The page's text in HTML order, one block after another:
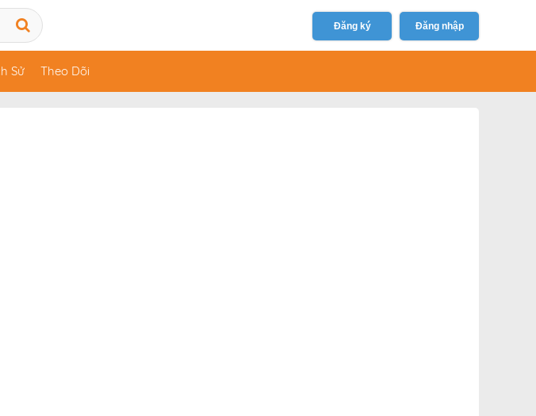
Đăng ký Đăng nhập
Sử Theo Dõi